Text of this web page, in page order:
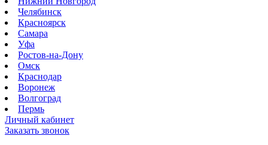
Челябинск
Красноярск
Самара
Уфа
Ростов-на-Дону
Омск
Краснодар
Воронеж
Волгоград
Пермь
Личный кабинет
Заказать звонок